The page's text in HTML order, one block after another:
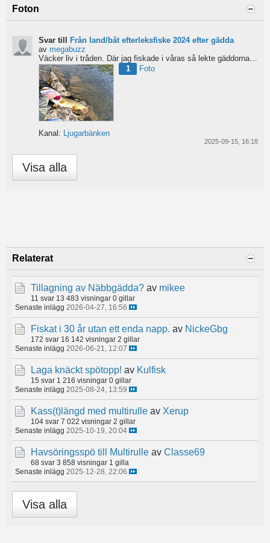
Foton
Svar till
Från land/båt efterleksfiske 2024 efter gädda
av megabuzz
Väcker liv i tråden. Där jag fiskade i våras så lekte gäddorna från början av mars hela vägen in i juni...
1
Foto
Kanal: Ljugarbänken
2025-09-15, 16:18
Visa alla
Relaterat
Tillagning av Näbbgädda? av mikee
11 svar 13 483 visningar 0 gillar
Senaste inlägg 2026-04-27, 16:56
Fiskat i 30 år utan ett enda napp. av NickeGbg
172 svar 16 142 visningar 2 gillar
Senaste inlägg 2026-06-21, 12:07
Laga knäckt spötopp! av Kulfisk
15 svar 1 216 visningar 0 gillar
Senaste inlägg 2025-08-24, 13:59
Kass(t)längd med multirulle av Xerup
104 svar 7 022 visningar 2 gillar
Senaste inlägg 2025-10-19, 20:04
Havsöringsspö till Multirulle av Classe69
68 svar 3 858 visningar 1 gilla
Senaste inlägg 2025-12-28, 22:06
Visa alla